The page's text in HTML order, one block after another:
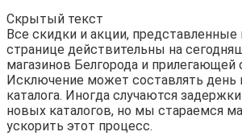
Скрытый текст
Все скидки и акции, представленные
странице действительны на
магазинов Белгорода и прилегающей
Исключение может составлять день
каталога. Иногда случаются
новых каталогов, но мы стараемся
ускорить этот процесс.